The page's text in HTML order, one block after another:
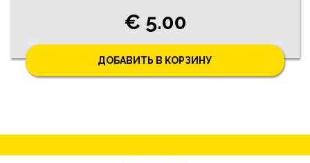
€ 5.00
ДОБАВИТЬ В КОРЗИНУ